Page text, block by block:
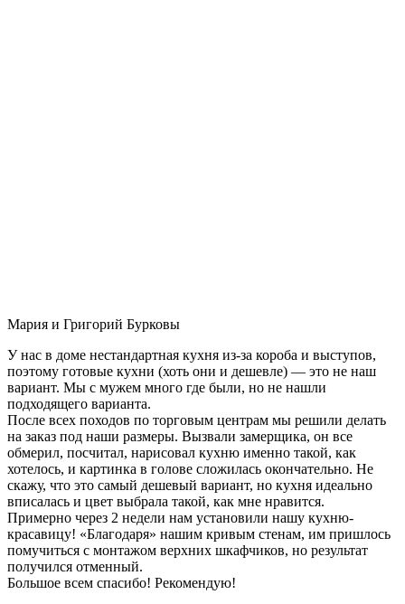
Мария и Григорий Бурковы
У нас в доме нестандартная кухня из-за короба и выступов,
поэтому готовые кухни (хоть они и дешевле) — это не наш
вариант. Мы с мужем много где были, но не нашли
подходящего варианта.
После всех походов по торговым центрам мы решили делать
на заказ под наши размеры. Вызвали замерщика, он все
обмерил, посчитал, нарисовал кухню именно такой, как
хотелось, и картинка в голове сложилась окончательно. Не
скажу, что это самый дешевый вариант, но кухня идеально
вписалась и цвет выбрала такой, как мне нравится.
Примерно через 2 недели нам установили нашу кухню-
красавицу! «Благодаря» нашим кривым стенам, им пришлось
помучиться с монтажом верхних шкафчиков, но результат
получился отменный.
Большое всем спасибо! Рекомендую!